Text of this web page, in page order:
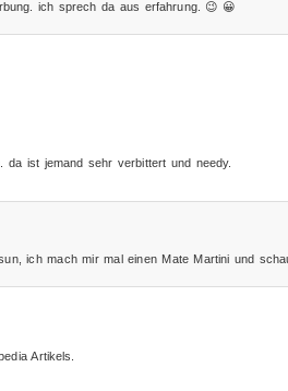
ich sprech da aus erfahrung. 😉 😀
ist jemand sehr verbittert und needy.
ich mach mir mal einen Mate Martini und
Artikels.